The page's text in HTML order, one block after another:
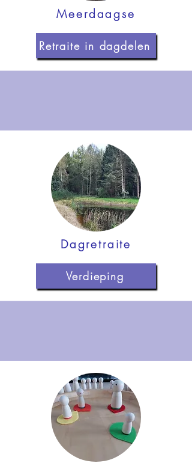
Meerdaagse
Retraite in dagdelen
Dagretraite
Verdieping